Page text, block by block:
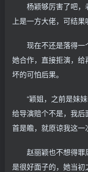
杨颖够厉害了吧，
上是一方大佬，可结果
现在不还是落得一
她合作，直接拒演，
坏的可怕后果。
“颖姐，之前是妹妹
给导演赔个不是，我
首是瞻，就原谅我这一
赵丽颖也不想得罪
是很好面子的，她当